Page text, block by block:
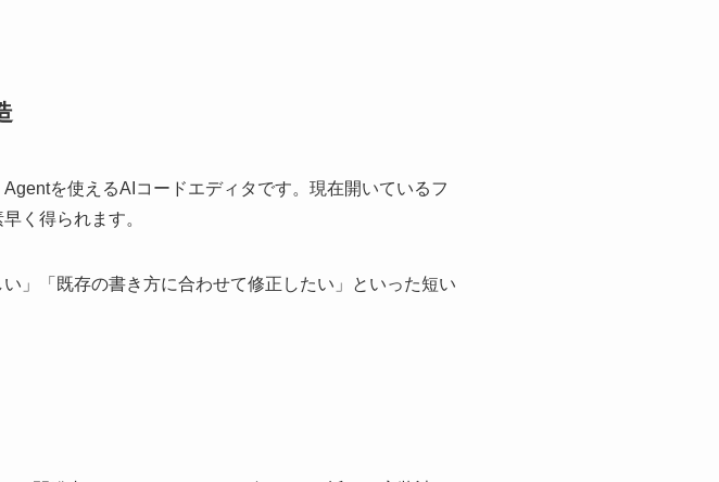
を使えるAIコードエディタです。現在開いているフ
く得られます。
」「既存の書き方に合わせて修正したい」といった短い